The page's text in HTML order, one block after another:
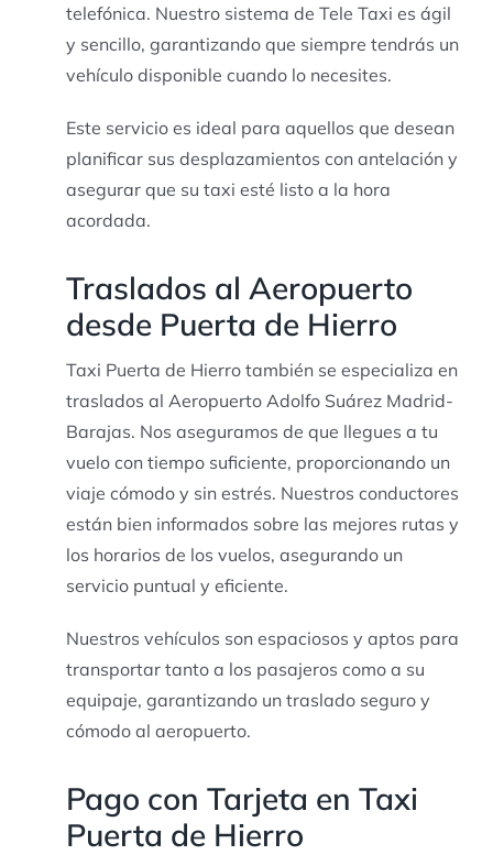
telefónica. Nuestro sistema de Tele Taxi es ágil
y sencillo, garantizando que siempre tendrás un
vehículo disponible cuando lo necesites.
Este servicio es ideal para aquellos que desean
planificar sus desplazamientos con antelación y
asegurar que su taxi esté listo a la hora
acordada.
Traslados al Aeropuerto
desde Puerta de Hierro
Taxi Puerta de Hierro también se especializa en
traslados al Aeropuerto Adolfo Suárez Madrid-
Barajas. Nos aseguramos de que llegues a tu
vuelo con tiempo suficiente, proporcionando un
viaje cómodo y sin estrés. Nuestros conductores
están bien informados sobre las mejores rutas y
los horarios de los vuelos, asegurando un
servicio puntual y eficiente.
Nuestros vehículos son espaciosos y aptos para
transportar tanto a los pasajeros como a su
equipaje, garantizando un traslado seguro y
cómodo al aeropuerto.
Pago con Tarjeta en Taxi
Puerta de Hierro